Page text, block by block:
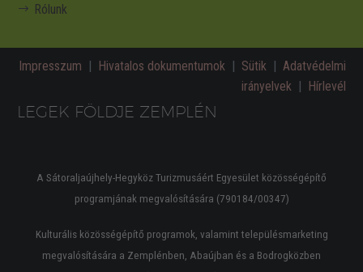
Rólunk
Impresszum | Hivatalos dokumentumok | Sütik | Adatvédelmi
irányelvek | Hírlevél
LEGEK FÖLDJE ZEMPLÉN
A Sátoraljaújhely-Hegyköz Turizmusáért Egyesület közösségépítő
programjának megvalósítására (790184/00347)
Kulturális közösségépítő programok, valamint településmarketing
megvalósítására a Zemplénben, Abaújban és a Bodrogközben